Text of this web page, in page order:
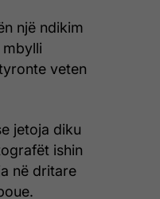
një ndikim
mbylli
veten
jetoja diku
ishin
në dritare